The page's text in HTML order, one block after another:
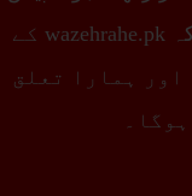
کئے جاتے ہیں۔امید ہے کہ wazehrahe.pk کے
اور ہمارا تعلق